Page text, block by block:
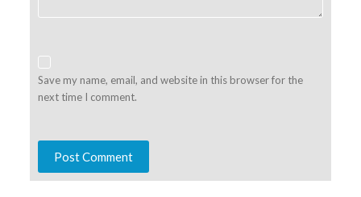
Save my name, email, and website in this browser for the
next time I comment.
Post Comment